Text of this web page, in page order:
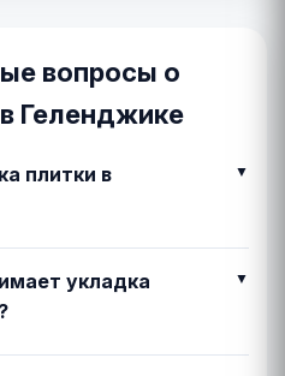
вопросы о
Геленджике
плитки в
укладка